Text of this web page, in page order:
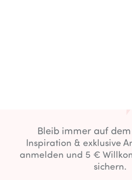
Bleib immer auf
Inspiration & exklusive
anmelden und 5 €
sichern.